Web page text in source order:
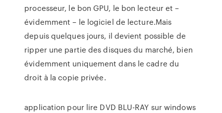
processeur, le bon GPU, le bon lecteur et –
évidemment – le logiciel de lecture.Mais
depuis quelques jours, il devient possible de
ripper une partie des disques du marché, bien
évidemment uniquement dans le cadre du
droit à la copie privée.
application pour lire DVD BLU-RAY sur windows